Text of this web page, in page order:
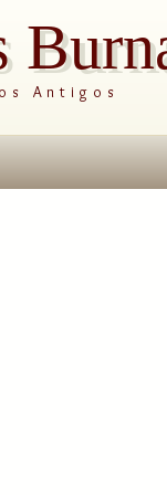
Antigos